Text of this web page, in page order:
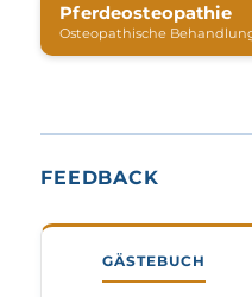
Pferdeosteopathie
Osteopathische
FEEDBACK
GÄSTEBUCH